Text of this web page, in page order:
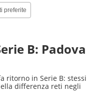
preferite
B: Padova
ritorno in Serie B: stessi
differenza reti negli